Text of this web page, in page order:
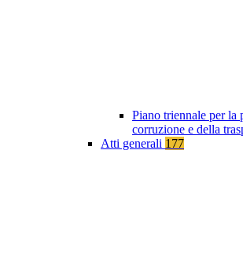
Piano triennale per la
corruzione e della
Atti generali 177